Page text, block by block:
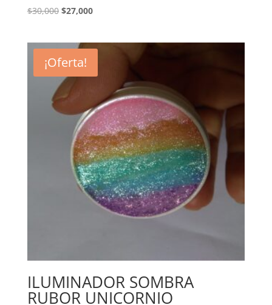
$30,000 El
era:
$30,000.
$27,000El
es:
¡Oferta!
ILUMINADOR SOMBRA
RUBOR UNICORNIO